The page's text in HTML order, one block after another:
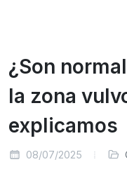
¿Son
la zona
explicamos
08/07/2025